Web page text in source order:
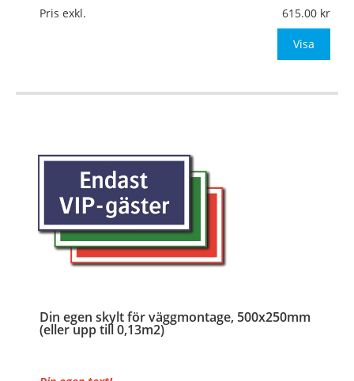
Mått:225x115mm (eller annat mått upp till 0,03m²)
Pris exkl. 615.00
Visa
Din egen skylt för väggmontage, 500x250mm
(eller upp till 0,13m2)